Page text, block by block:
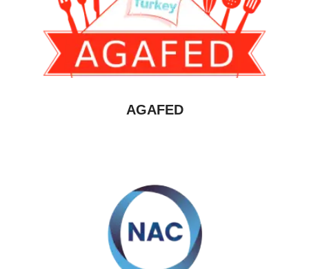
AGAFED